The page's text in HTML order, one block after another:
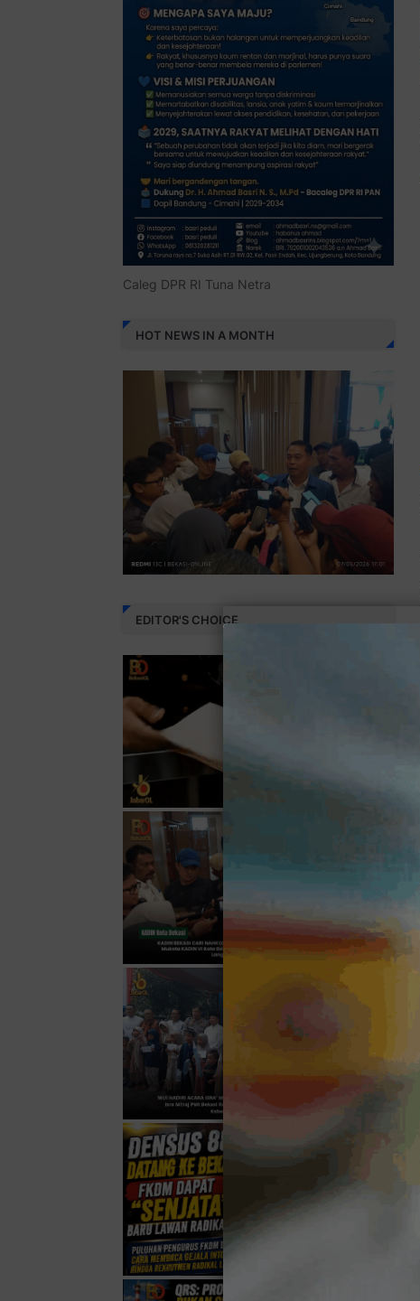
Caleg DPR RI Tuna Netra
HOT NEWS IN A MONTH
EDITOR'S CHOICE